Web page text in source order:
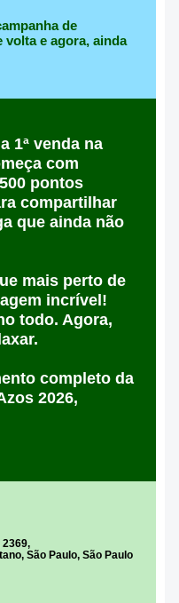
de
volta e agora, ainda
1ª venda na
com
pontos
compartilhar
que ainda não
mais perto de
incrível!
todo. Agora,
completo da
2026,
São Paulo, São Paulo